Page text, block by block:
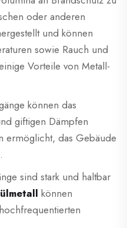
oder anderen
und können
sowie Rauch und
Vorteile von Metall-
können das
giftigen Dämpfen
ermöglicht, das Gebäude
sind stark und haltbar
können